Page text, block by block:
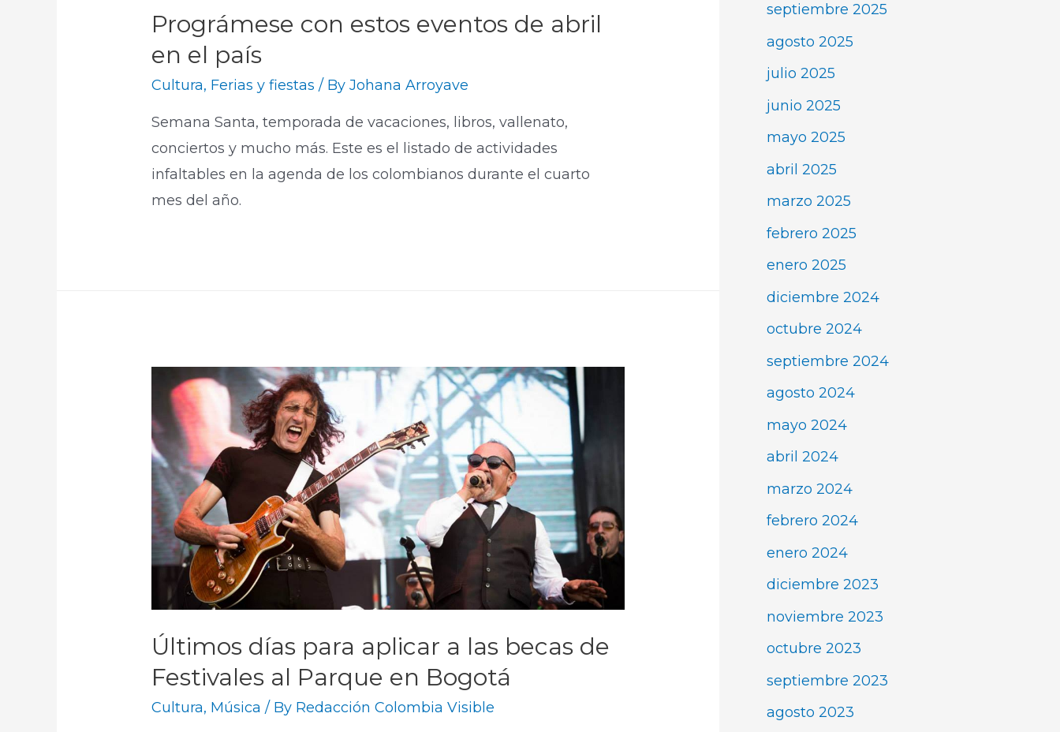
Prográmese con estos eventos de abril
en el país
Cultura, Ferias y fiestas / ByJohana Arroyave
Semana Santa, temporada de vacaciones, libros, vallenato,
conciertos y mucho más. Este es el listado de actividades
infaltables en la agenda de los colombianos durante el cuarto
mes del año.
Últimos días para aplicar a las becas de
Festivales al Parque en Bogotá
Cultura, Música / By Redacción Colombia Visible
septiembre 2025
agosto 2025
julio 2025
junio 2025
mayo 2025
abril 2025
marzo 2025
febrero 2025
enero 2025
diciembre 2024
octubre 2024
septiembre 2024
agosto 2024
mayo 2024
abril 2024
marzo 2024
febrero 2024
enero 2024
diciembre 2023
noviembre 2023
octubre 2023
septiembre 2023
agosto 2023